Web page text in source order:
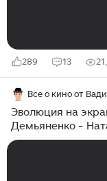
289 13
Все о кино от
Эволюция на
Демьяненко -
студентов до